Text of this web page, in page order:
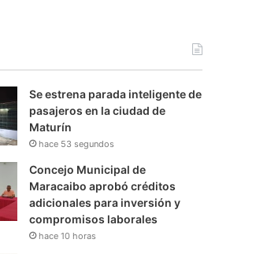
Se estrena parada inteligente de
pasajeros en la ciudad de
Maturín
hace 53 segundos
Concejo Municipal de
Maracaibo aprobó créditos
adicionales para inversión y
compromisos laborales
hace 10 horas